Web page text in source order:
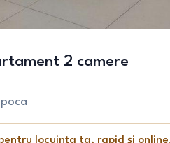
2 camere
locuința ta, rapid și